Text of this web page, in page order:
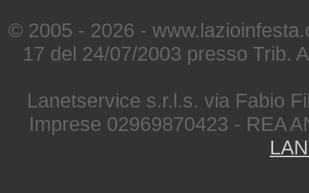
© 2005 - 2026 -
17 del 24/07/2003 presso Trib.
Lanetservice s.r.l.s. via Fabio
Imprese 02969870423 - REA